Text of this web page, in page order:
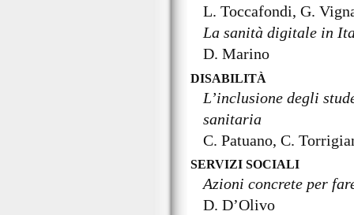
L. Toccafondi, G.
La sanità digitale in
D. Marino
DISABILITÀ
L’inclusione degli
sanitaria
C. Patuano, C.
SERVIZI SOCIALI
Azioni concrete per
D. D’Olivo